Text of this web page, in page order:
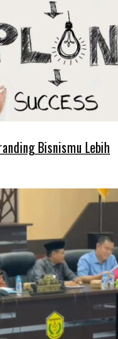
Bisnismu Lebih